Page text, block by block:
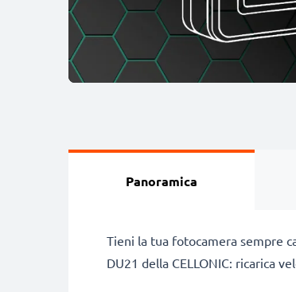
Panoramica
Tieni la tua fotocamera sempre
DU21 della CELLONIC: ricarica